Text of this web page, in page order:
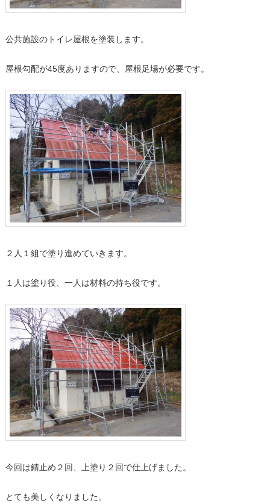
公共施設のトイレ屋根を塗装します。
屋根勾配が45度ありますので、屋根足場が必要です。
２人１組で塗り進めていきます。
１人は塗り役、一人は材料の持ち役です。
今回は錆止め２回、上塗り２回で仕上げました。
とても美しくなりました。